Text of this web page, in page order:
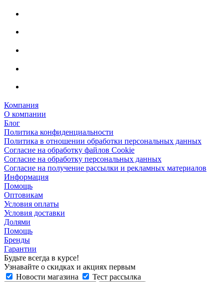
Компания
О компании
Блог
Политика конфиденциальности
Политика в отношении обработки персональных данных
Согласие на обработку файлов Cookie
Согласие на обработку персональных данных
Согласие на получение рассылки и рекламных материалов
Информация
Помощь
Оптовикам
Условия оплаты
Условия доставки
Долями
Помощь
Бренды
Гарантии
Будьте всегда в курсе!
Узнавайте о скидках и акциях первым
Новости магазина
Тест рассылка